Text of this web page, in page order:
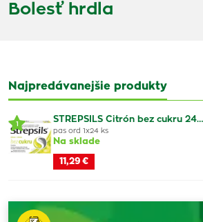
Bolesť hrdla
Najpredávanejšie produkty
1 STREPSILS Citrón bez cukru 24…
pas ord 1x24 ks
Na sklade
11,29 €